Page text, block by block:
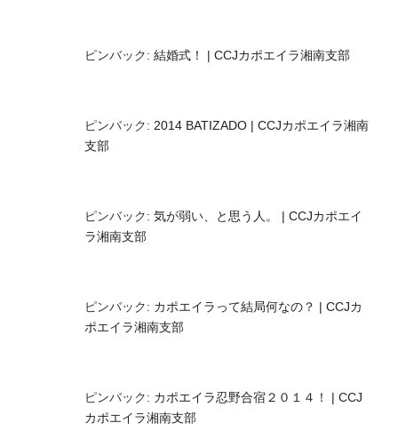
ピンバック: 結婚式！ | CCJカポエイラ湘南支部
ピンバック: 2014 BATIZADO | CCJカポエイラ湘南
支部
ピンバック: 気が弱い、と思う人。 | CCJカポエイ
ラ湘南支部
ピンバック: カポエイラって結局何なの？ | CCJカ
ポエイラ湘南支部
ピンバック: カポエイラ忍野合宿２０１４！ | CCJ
カポエイラ湘南支部